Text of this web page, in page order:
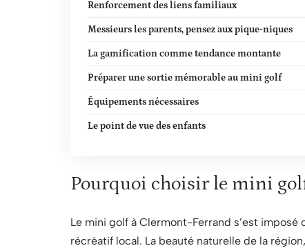
Renforcement des liens familiaux
Messieurs les parents, pensez aux pique-niques
La gamification comme tendance montante
Préparer une sortie mémorable au mini golf
Équipements nécessaires
Le point de vue des enfants
Pourquoi choisir le mini
Le mini golf à Clermont-Ferrand s’est
récréatif local. La beauté naturelle de la